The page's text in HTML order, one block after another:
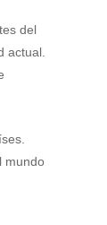
del
actual.
mundo